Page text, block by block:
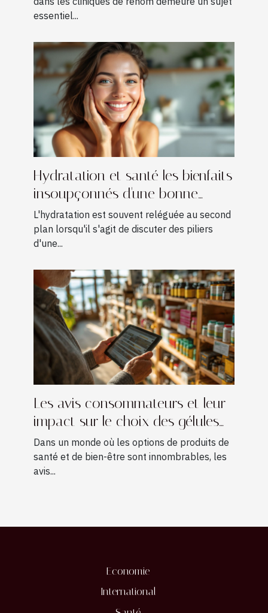
essentiel...
Hydratation et santé les bienfaits
insoupçonnés d'une bonne
hydratation sur votre organisme
L'hydratation est souvent reléguée au second
plan lorsqu'il s'agit de discuter des piliers
d'une...
Les avis consommateurs et leur
impact sur le choix des gélules
minceur
Dans un monde où les options de produits de
santé et de bien-être sont innombrables, les
avis...
Economie
International